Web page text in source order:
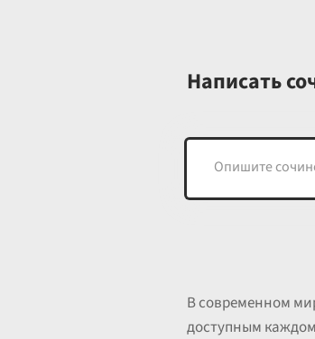
Написать
В современном
доступным